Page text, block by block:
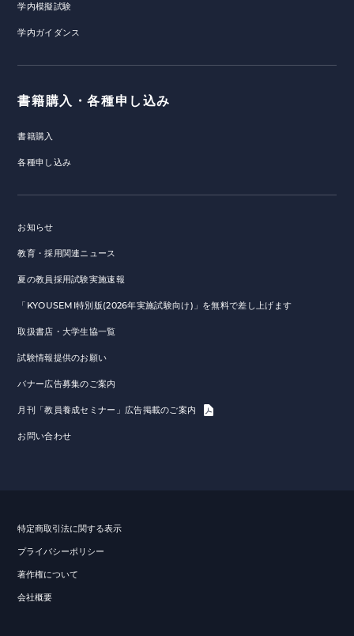
学内模擬試験
学内ガイダンス
書籍購入・各種申し込み
書籍購入
各種申し込み
お知らせ
教育・採用関連ニュース
夏の教員採用試験実施速報
「KYOUSEMI特別版(2026年実施試験向け)」を無料で差し上げます
取扱書店・大学生協一覧
試験情報提供のお願い
バナー広告募集のご案内
月刊「教員養成セミナー」広告掲載のご案内
お問い合わせ
特定商取引法に関する表示
プライバシーポリシー
著作権について
会社概要